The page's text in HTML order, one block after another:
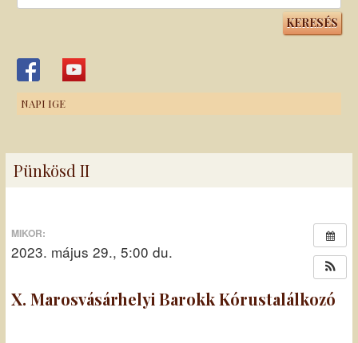
NAPI IGE
Pünkösd II
MIKOR:
2023. május 29., 5:00 du.
X. Marosvásárhelyi Barokk Kórustalálkozó